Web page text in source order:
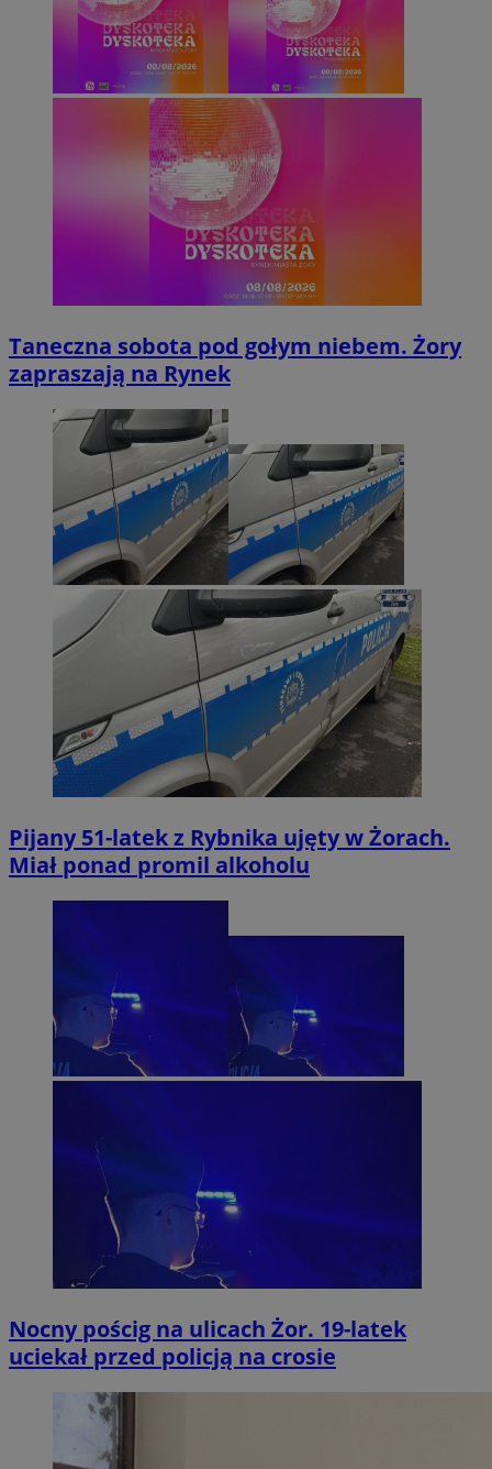
Taneczna sobota pod gołym niebem. Żory
zapraszają na Rynek
Pijany 51-latek z Rybnika ujęty w Żorach.
Miał ponad promil alkoholu
Nocny pościg na ulicach Żor. 19-latek
uciekał przed policją na crosie